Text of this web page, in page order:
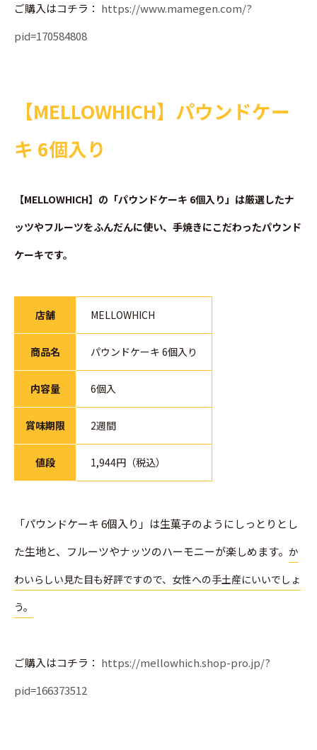
ご購入はコチラ： https://www.mamegen.com/?
pid=170584808
【MELLOWHICH】パウンドケー
キ 6個入り
【MELLOWHICH】の「パウンドケーキ 6個入り」は厳選したナ
ッツやフルーツをふんだんに使い、手焼きにこだわったパウンド
ケーキです。
店舗 MELLOWHICH
商品名 パウンドケーキ 6個入り
内容量 6個入
賞味期限 2週間
値段 1,944円（税込）
「パウンドケーキ 6個入り」は生菓子のようにしっとりとし
た生地と、フルーツやナッツのハーモニーが楽しめます。 か
わいらしい見た目も好評ですので、女性への手土産にいいでしょ
う。
ご購入はコチラ： https://mellowhich.shop-pro.jp/?
pid=166373512